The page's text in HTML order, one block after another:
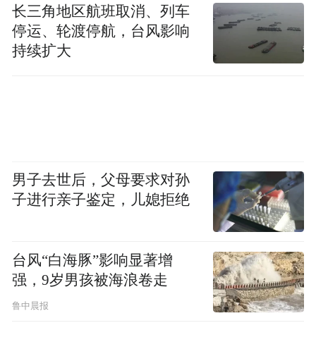
吃零食时，先观察它的纹路，再闻闻香味，
慢慢放进嘴里，咀嚼多次后，发现原来薯片
文/李哲(朝阳区疾病预防控制中心)
频)为凤凰网旗下自媒体平台“大风号”用户上传并发
布，本平台仅提供信息存储空间服务。
Notice: The content above (including the videos,
pictures and audios if any) is uploaded and posted
长三角地区航班取消、列车
停运、轮渡停航，台风影响
持续扩大
男子去世后，父母要求对孙
子进行亲子鉴定，儿媳拒绝
台风“白海豚”影响显著增
强，9岁男孩被海浪卷走
鲁中晨报